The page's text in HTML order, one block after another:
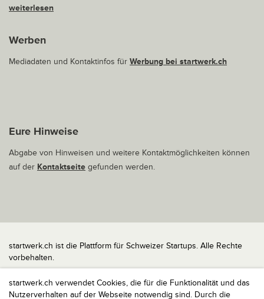
startwerk.ch verwendet Cookies, die für die Funktionalität und das
Nutzerverhalten auf der Webseite notwendig sind. Durch die
weiterlesen
Werben
Mediadaten und Kontaktinfos für Werbung bei startwerk.ch
Eure Hinweise
Abgabe von Hinweisen und weitere Kontaktmöglichkeiten können
auf der Kontaktseite gefunden werden.
startwerk.ch ist die Plattform für Schweizer Startups. Alle Rechte
vorbehalten.
Impressum
Kontakt